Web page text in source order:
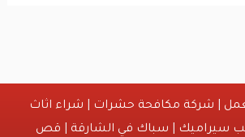
شركة مكافحة حشرات|شراء اثاث
|سباك في الشارقة|قص